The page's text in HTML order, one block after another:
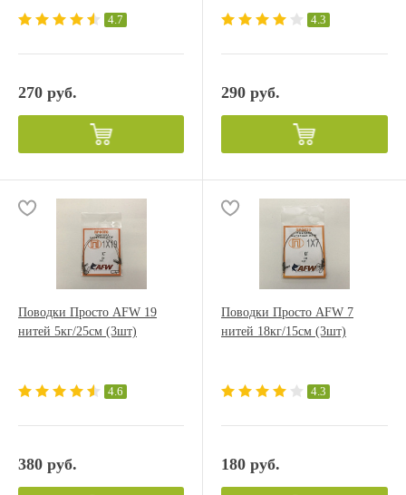
4.7
270 руб.
4.3
290 руб.
Поводки Просто AFW 19
нитей 5кг/25см (3шт)
4.6
380 руб.
Поводки Просто AFW 7
нитей 18кг/15см (3шт)
4.3
180 руб.